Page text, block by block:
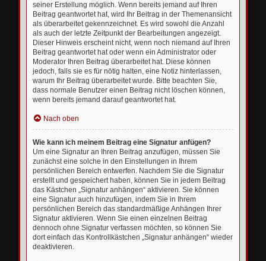
seiner Erstellung möglich. Wenn bereits jemand auf Ihren
Beitrag geantwortet hat, wird Ihr Beitrag in der Themenansicht
als überarbeitet gekennzeichnet. Es wird sowohl die Anzahl
als auch der letzte Zeitpunkt der Bearbeitungen angezeigt.
Dieser Hinweis erscheint nicht, wenn noch niemand auf Ihren
Beitrag geantwortet hat oder wenn ein Administrator oder
Moderator Ihren Beitrag überarbeitet hat. Diese können
jedoch, falls sie es für nötig halten, eine Notiz hinterlassen,
warum Ihr Beitrag überarbeitet wurde. Bitte beachten Sie,
dass normale Benutzer einen Beitrag nicht löschen können,
wenn bereits jemand darauf geantwortet hat.
Nach oben
Wie kann ich meinem Beitrag eine Signatur anfügen?
Um eine Signatur an Ihren Beitrag anzufügen, müssen Sie
zunächst eine solche in den Einstellungen in Ihrem
persönlichen Bereich entwerfen. Nachdem Sie die Signatur
erstellt und gespeichert haben, können Sie in jedem Beitrag
das Kästchen „Signatur anhängen“ aktivieren. Sie können
eine Signatur auch hinzufügen, indem Sie in Ihrem
persönlichen Bereich das standardmäßige Anhängen Ihrer
Signatur aktivieren. Wenn Sie einen einzelnen Beitrag
dennoch ohne Signatur verfassen möchten, so können Sie
dort einfach das Kontrollkästchen „Signatur anhängen“ wieder
deaktivieren.